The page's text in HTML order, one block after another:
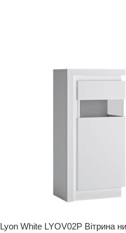
Lyon White LYOV02P Вітрина